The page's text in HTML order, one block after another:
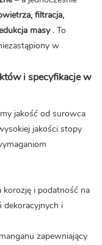
filtracja,
masy. To
w
i specyfikacje w
jakość od surowca
jakości stopy
i podatność na
dekoracyjnych i
zapewniający